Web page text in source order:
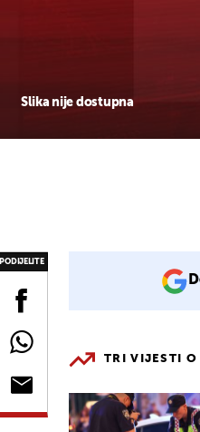
Slika nije dostupna
PODIJELITE
TRI VIJESTI O